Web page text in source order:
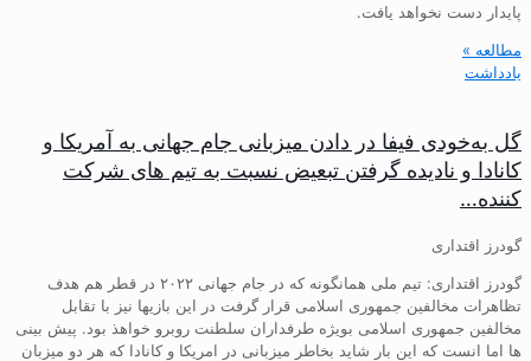
پایدار دست نخواهد یافت.
مطالعه »
یادداشت
گل به‌خودی فیفا در دادن میزبانی جام جهانی به آمریکا و
کانادا و نادیده گرفتن تبعیض نسبت به تیم های شرکت
کننده…
گودرز اقتداری
گودرز اقتداری: تیم ملی همانگونه که در جام جهانی ۲۰۲۲ در قطر هم هدف
تظاهرات مخالفین جمهوری اسلامی قرار گرفت در این بازیها نیز با تقابل
مخالفین جمهوری اسلامی بویژه طرفداران سلطنت روبرو خواهذ بود. پیش بینی
ها اما انست که این بار شاید بخاطر میزبانی در امریکا و کانادا که هر دو میزبان